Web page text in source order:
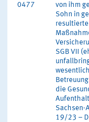
0477
von ihm
Sohn in
SGB VII
die
Sachsen-
19/23 –